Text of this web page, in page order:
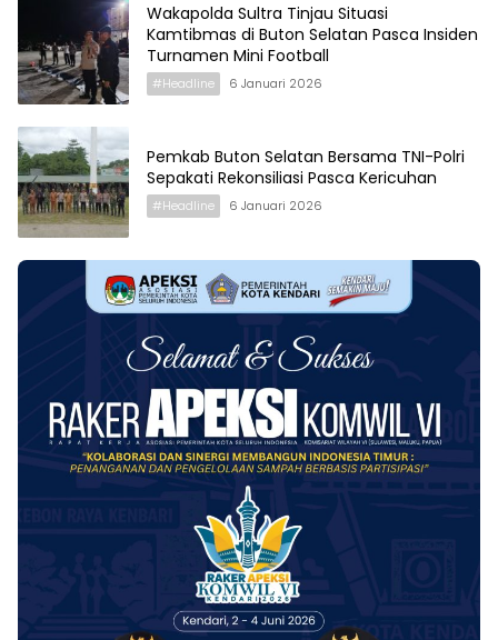
Wakapolda Sultra Tinjau Situasi
Kamtibmas di Buton Selatan Pasca Insiden
Turnamen Mini Football
#Headline 6 Januari 2026
Pemkab Buton Selatan Bersama TNI-Polri
Sepakati Rekonsiliasi Pasca Kericuhan
#Headline 6 Januari 2026